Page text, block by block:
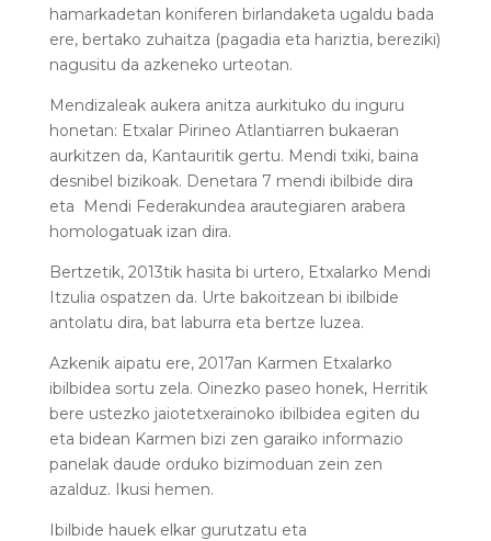
hamarkadetan koniferen birlandaketa ugaldu bada
ere, bertako zuhaitza (pagadia eta hariztia, bereziki)
nagusitu da azkeneko urteotan.
Mendizaleak aukera anitza aurkituko du inguru
honetan: Etxalar Pirineo Atlantiarren bukaeran
aurkitzen da, Kantauritik gertu. Mendi txiki, baina
desnibel bizikoak. Denetara 7 mendi ibilbide dira
eta Mendi Federakundea arautegiaren arabera
homologatuak izan dira.
Bertzetik, 2013tik hasita bi urtero, Etxalarko Mendi
Itzulia ospatzen da. Urte bakoitzean bi ibilbide
antolatu dira, bat laburra eta bertze luzea.
Azkenik aipatu ere, 2017an Karmen Etxalarko
ibilbidea sortu zela. Oinezko paseo honek, Herritik
bere ustezko jaiotetxerainoko ibilbidea egiten du
eta bidean Karmen bizi zen garaiko informazio
panelak daude orduko bizimoduan zein zen
azalduz. Ikusi hemen.
Ibilbide hauek elkar gurutzatu eta